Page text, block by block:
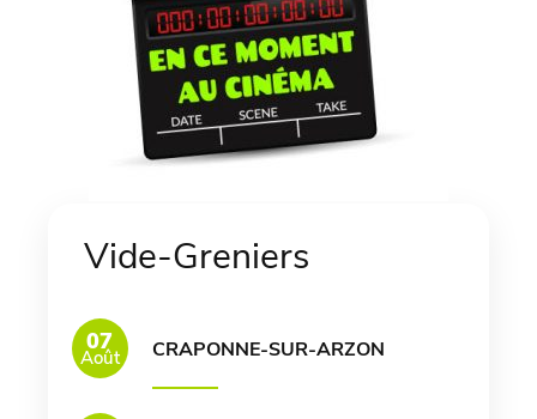
Vide-Greniers
07
Août CRAPONNE-SUR-ARZON